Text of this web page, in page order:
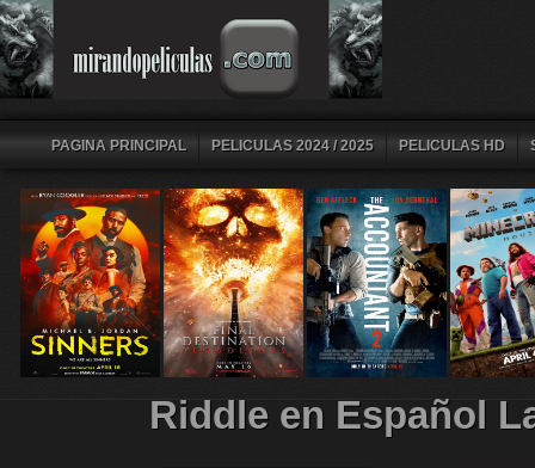
PAGINA PRINCIPAL PELICULAS 2024 / 2025 PELICULAS HD
Riddle en Español